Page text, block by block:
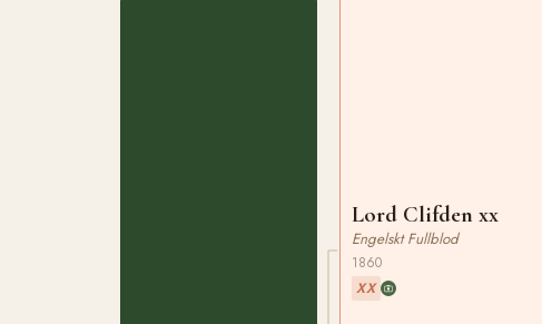
Lord Clifden xx
Engelskt Fullblod
1860
XX